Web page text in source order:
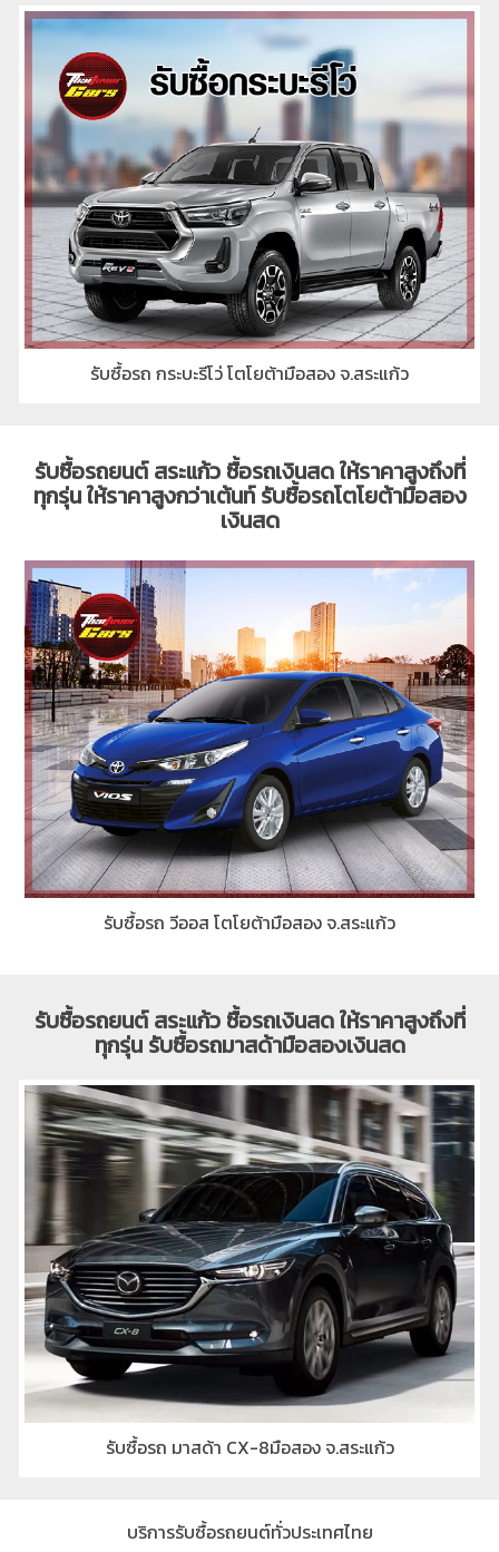
รับซื้อรถ กระบะรีโว่ โตโยต้ามือสอง จ.สระแก้ว
รับซื้อรถยนต์ สระแก้ว ซื้อรถเงินสด ให้ราคาสูงถึงที่
ทุกรุ่น ให้ราคาสูงกว่าเต้นท์ รับซื้อรถโตโยต้ามือสอง
เงินสด
รับซื้อรถ วีออส โตโยต้ามือสอง จ.สระแก้ว
รับซื้อรถยนต์ สระแก้ว ซื้อรถเงินสด ให้ราคาสูงถึงที่
ทุกรุ่น รับซื้อรถมาสด้ามือสองเงินสด
รับซื้อรถ มาสด้า CX-8มือสอง จ.สระแก้ว
บริการรับซื้อรถยนต์ทั่วประเทศไทย